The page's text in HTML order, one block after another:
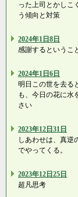
った上司とかしこ
う傾向と対策
2024年1日8日
感謝するというこ
2024年1日6日
明日この世を去る
も、今日の花に水
さい
2023年12日31日
しあわせは、真逆
でやってくる。
2023年12日25日
超凡思考